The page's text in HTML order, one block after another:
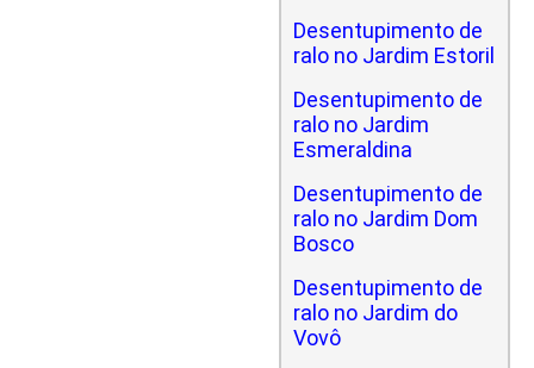
Desentupimento de
ralo no Jardim Estoril
Desentupimento de
ralo no Jardim
Esmeraldina
Desentupimento de
ralo no Jardim Dom
Bosco
Desentupimento de
ralo no Jardim do
Vovô